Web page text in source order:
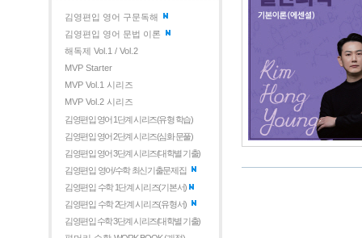
김영편입 영어 구문독해
김영편입 영어 문법 이론
해독제 Vol.1 / Vol.2
MVP Starter
MVP Vol.1 시리즈
MVP Vol.2 시리즈
김영편입 영어 1단계 시리즈(유형 학습)
김영편입 영어 2단계 시리즈(심화 문풀)
김영편입 영어 3단계 시리즈(대학별 기출)
김영편입 영어/수학 최신기출문제집
김영편입 수학 1단계 시리즈(기본서)
김영편입 수학 2단계 시리즈(유형서)
김영편입 수학 3단계 시리즈(대학별 기출)